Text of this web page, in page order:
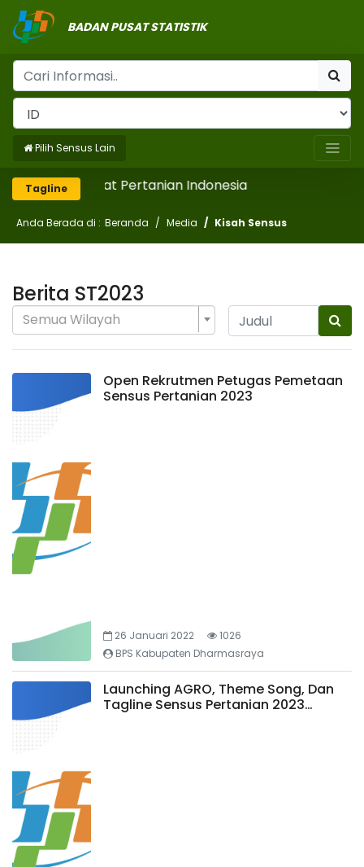
BADAN PUSAT STATISTIK
Pilih Sensus Lain
Tagline
Mencatat Pertanian Indonesia
Anda Berada di : Beranda Media Kisah Sensus
Berita ST2023
Semua Wilayah
Open Rekrutmen Petugas Pemetaan
Sensus Pertanian 2023
26 Januari 2022
BPS Kabupaten Dharmasraya
1026
Launching AGRO, Theme Song, Dan
Tagline Sensus Pertanian 2023